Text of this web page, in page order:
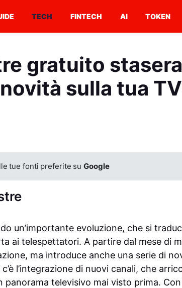
TECH FINTECH AI TOKEN
gratuito
sulla tua TV
tue fonti preferite suGoogle
un’importante evoluzione, che si
ai telespettatori. A partire dal mese di
ma introduce anche una serie di
l’integrazione di nuovi canali, che
televisivo mai visto prima.